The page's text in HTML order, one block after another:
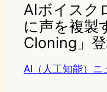
AIボイスク
に声を複製
Cloning」
AI（人工知能）ニ